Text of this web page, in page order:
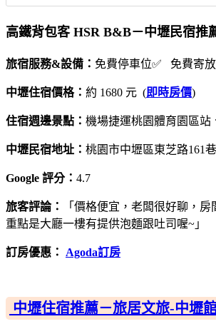
高鐵背包客 HSR B&B－中壢民宿推
旅宿服務&設備： 免費停車位✅ 免費寄
中壢住宿價格： 約 1680 元 (即時房價)
住宿週邊景點： 機場捷運桃園體育園區站
中壢民宿地址： 桃園市中壢區東芝路161
Google 評分： 4.7
旅客評論：
「價格便宜，老闆很好聊，房
重點是大廳一樓有提供泡麵跟吐司喔~」
訂房優惠： Agoda訂房
中壢住宿推薦－旅居文旅-中壢